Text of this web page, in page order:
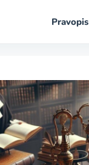
Pravopis